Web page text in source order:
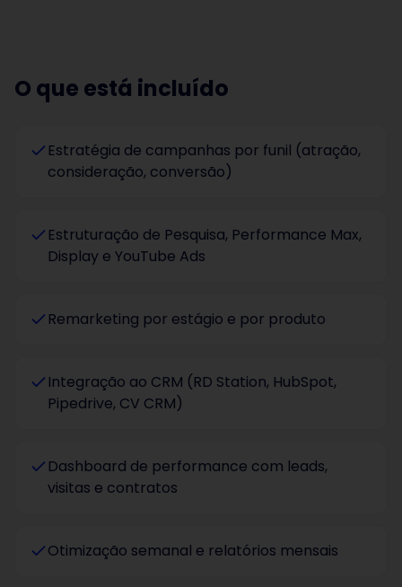
O que está incluído
Estratégia de campanhas por funil (atração,
consideração, conversão)
Estruturação de Pesquisa, Performance Max,
Display e YouTube Ads
Remarketing por estágio e por produto
Integração ao CRM (RD Station, HubSpot,
Pipedrive, CV CRM)
Dashboard de performance com leads,
visitas e contratos
Otimização semanal e relatórios mensais